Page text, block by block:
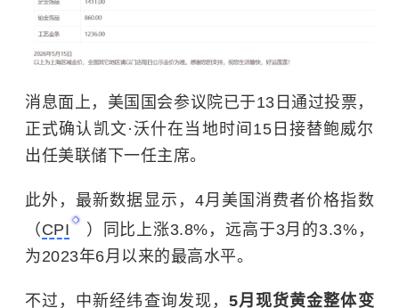
消息面上，美国国会参议院已于13日通过投票，
正式确认凯文·沃什在当地时间15日接替鲍威尔
出任美联储下一任主席。
此外，最新数据显示，4月美国消费者价格指数
（CPI
）同比上涨3.8%，远高于3月的3.3%，
为2023年6月以来的最高水平。
不过，中新经纬查询发现， 5月现货黄金整体变